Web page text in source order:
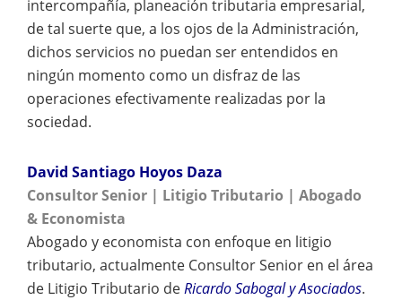
intercompañía, planeación tributaria empresarial,
de tal suerte que, a los ojos de la Administración,
dichos servicios no puedan ser entendidos en
ningún momento como un disfraz de las
operaciones efectivamente realizadas por la
sociedad.
David Santiago Hoyos Daza
Consultor Senior | Litigio Tributario | Abogado
& Economista
Abogado y economista con enfoque en litigio
tributario, actualmente Consultor Senior en el área
de Litigio Tributario deRicardo Sabogal y Asociados.